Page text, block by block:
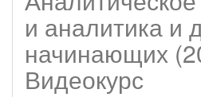
и аналитика и
начинающих
Видеокурс